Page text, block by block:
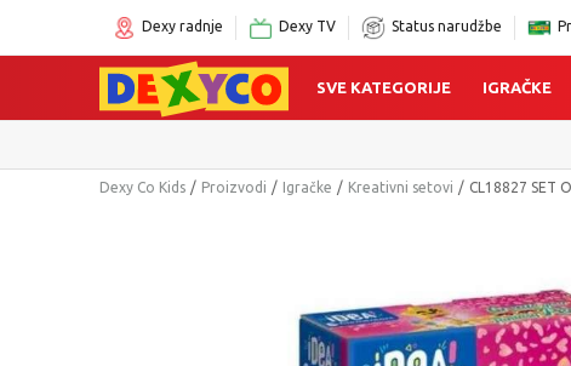
Dexy radnje Dexy TV Status narudžbe
SVE KATEGORIJE IGRAČKE
Dexy Co Kids Proizvodi Igračke Kreativni setovi CL18827 SET